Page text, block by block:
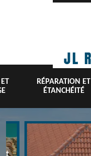
RÉPARATION ET
ÉTANCHÉITÉ